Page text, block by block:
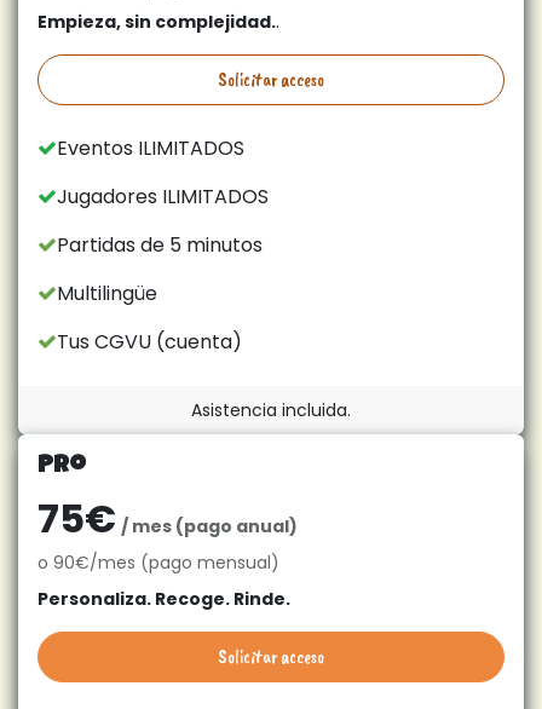
Empieza, sin complejidad..
Solicitar acceso
Eventos ILIMITADOS
Jugadores ILIMITADOS
Partidas de 5 minutos
Multilingüe
Tus CGVU (cuenta)
Asistencia incluida.
Pro
75€ / mes (pago anual)
o 90€/mes (pago mensual)
Personaliza. Recoge. Rinde.
Solicitar acceso